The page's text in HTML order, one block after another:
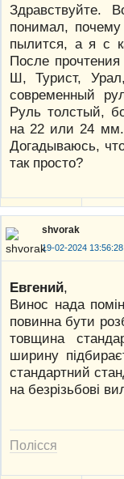
Здравствуйте.
понимал,
пылится, а я с
После
Ш, Турист,
современный
Руль толстый,
на 22 или 24
Догадываюсь,
так просто?
shvorak
19-02-2024 13:56:28
Евгений,
Винос нада
повинна бути
товщина
ширину
стандартний
на безрізьбові
Полісся